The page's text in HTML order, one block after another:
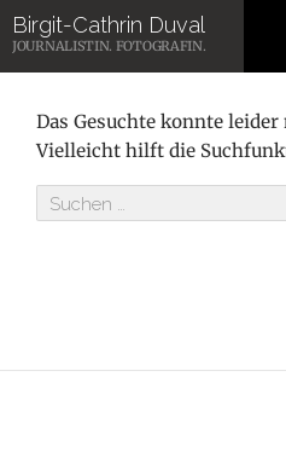
Zum
Inhalt
springen
Suchen
NICHTS GEFUNDEN
Das Gesuchte konnte
Vielleicht hilft die
Suchen
nach:
Birgit-Cathrin Duval
JOURNALISTIN. FOTOGRAFIN.